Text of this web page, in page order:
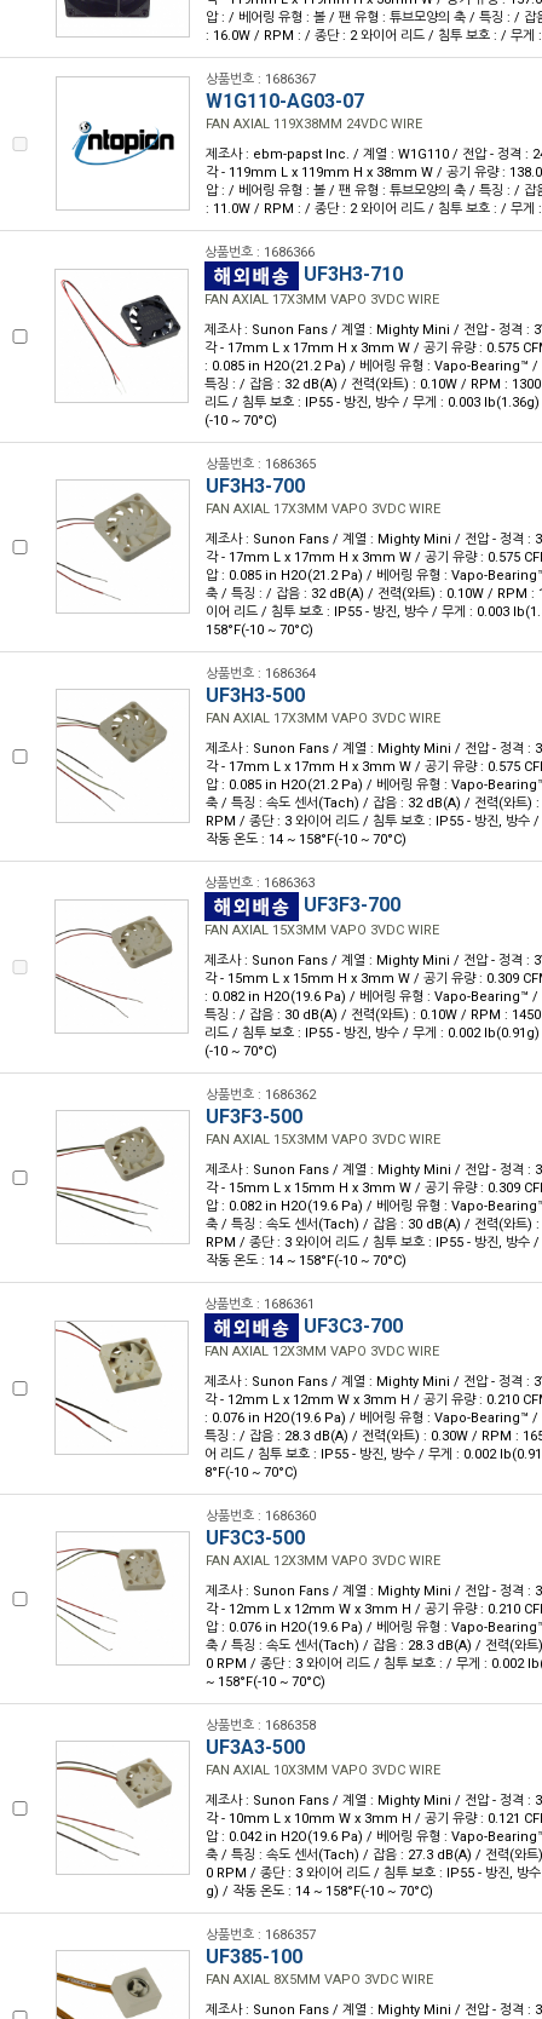
압 : / 베어링 유형 : 볼 / 팬 유형 : 튜브모양의 축 / 특징 : /
: 16.0W / RPM : / 종단 : 2 와이어 리드 / 침투 보호 : / 무게
상품번호 : 1686367
W1G110-AG03-07
FAN AXIAL 119X38MM 24VDC WIRE
제조사 : ebm-papst Inc. / 계열 : W1G110 / 전압 - 정격 :
각 - 119mm L x 119mm H x 38mm W / 공기 유량 :
압 : / 베어링 유형 : 볼 / 팬 유형 : 튜브모양의 축 / 특징 : /
: 11.0W / RPM : / 종단 : 2 와이어 리드 / 침투 보호 : / 무게
상품번호 : 1686366
UF3H3-710
FAN AXIAL 17X3MM VAPO 3VDC WIRE
제조사 : Sunon Fans / 계열 : Mighty Mini / 전압 - 정격 :
각 - 17mm L x 17mm H x 3mm W / 공기 유량 : 0.575
: 0.085 in H2O(21.2 Pa) / 베어링 유형 : Vapo-Bearing™ /
특징 : / 잡음 : 32 dB(A) / 전력(와트) : 0.10W / RPM :
리드 / 침투 보호 : IP55 - 방진, 방수 / 무게 : 0.003
(-10 ~ 70°C)
상품번호 : 1686365
UF3H3-700
FAN AXIAL 17X3MM VAPO 3VDC WIRE
제조사 : Sunon Fans / 계열 : Mighty Mini / 전압 - 정격 :
각 - 17mm L x 17mm H x 3mm W / 공기 유량 : 0.575
압 : 0.085 in H2O(21.2 Pa) / 베어링 유형 : Vapo-
축 / 특징 : / 잡음 : 32 dB(A) / 전력(와트) : 0.10W / RPM :
이어 리드 / 침투 보호 : IP55 - 방진, 방수 / 무게 : 0.003
158°F(-10 ~ 70°C)
상품번호 : 1686364
UF3H3-500
FAN AXIAL 17X3MM VAPO 3VDC WIRE
제조사 : Sunon Fans / 계열 : Mighty Mini / 전압 - 정격 :
각 - 17mm L x 17mm H x 3mm W / 공기 유량 : 0.575
압 : 0.085 in H2O(21.2 Pa) / 베어링 유형 : Vapo-
축 / 특징 : 속도 센서(Tach) / 잡음 : 32 dB(A) / 전력(와트)
RPM / 종단 : 3 와이어 리드 / 침투 보호 : IP55 - 방진, 방
작동 온도 : 14 ~ 158°F(-10 ~ 70°C)
상품번호 : 1686363
UF3F3-700
FAN AXIAL 15X3MM VAPO 3VDC WIRE
제조사 : Sunon Fans / 계열 : Mighty Mini / 전압 - 정격 :
각 - 15mm L x 15mm H x 3mm W / 공기 유량 : 0.309
: 0.082 in H2O(19.6 Pa) / 베어링 유형 : Vapo-Bearing™ /
특징 : / 잡음 : 30 dB(A) / 전력(와트) : 0.10W / RPM :
리드 / 침투 보호 : IP55 - 방진, 방수 / 무게 : 0.002
(-10 ~ 70°C)
상품번호 : 1686362
UF3F3-500
FAN AXIAL 15X3MM VAPO 3VDC WIRE
제조사 : Sunon Fans / 계열 : Mighty Mini / 전압 - 정격 :
각 - 15mm L x 15mm H x 3mm W / 공기 유량 : 0.309
압 : 0.082 in H2O(19.6 Pa) / 베어링 유형 : Vapo-
축 / 특징 : 속도 센서(Tach) / 잡음 : 30 dB(A) / 전력(와트)
RPM / 종단 : 3 와이어 리드 / 침투 보호 : IP55 - 방진, 방
작동 온도 : 14 ~ 158°F(-10 ~ 70°C)
상품번호 : 1686361
UF3C3-700
FAN AXIAL 12X3MM VAPO 3VDC WIRE
제조사 : Sunon Fans / 계열 : Mighty Mini / 전압 - 정격 :
각 - 12mm L x 12mm W x 3mm H / 공기 유량 : 0.210
: 0.076 in H2O(19.6 Pa) / 베어링 유형 : Vapo-Bearing™ /
특징 : / 잡음 : 28.3 dB(A) / 전력(와트) : 0.30W / RPM :
어 리드 / 침투 보호 : IP55 - 방진, 방수 / 무게 : 0.002
8°F(-10 ~ 70°C)
상품번호 : 1686360
UF3C3-500
FAN AXIAL 12X3MM VAPO 3VDC WIRE
제조사 : Sunon Fans / 계열 : Mighty Mini / 전압 - 정격 :
각 - 12mm L x 12mm W x 3mm H / 공기 유량 : 0.210
압 : 0.076 in H2O(19.6 Pa) / 베어링 유형 : Vapo-
축 / 특징 : 속도 센서(Tach) / 잡음 : 28.3 dB(A) / 전력(와
0 RPM / 종단 : 3 와이어 리드 / 침투 보호 : / 무게 : 0.002
~ 158°F(-10 ~ 70°C)
상품번호 : 1686358
UF3A3-500
FAN AXIAL 10X3MM VAPO 3VDC WIRE
제조사 : Sunon Fans / 계열 : Mighty Mini / 전압 - 정격 :
각 - 10mm L x 10mm W x 3mm H / 공기 유량 : 0.121
압 : 0.042 in H2O(19.6 Pa) / 베어링 유형 : Vapo-
축 / 특징 : 속도 센서(Tach) / 잡음 : 27.3 dB(A) / 전력(와
0 RPM / 종단 : 3 와이어 리드 / 침투 보호 : IP55 - 방진, 방
g) / 작동 온도 : 14 ~ 158°F(-10 ~ 70°C)
상품번호 : 1686357
UF385-100
FAN AXIAL 8X5MM VAPO 3VDC WIRE
제조사 : Sunon Fans / 계열 : Mighty Mini / 전압 - 정격 :